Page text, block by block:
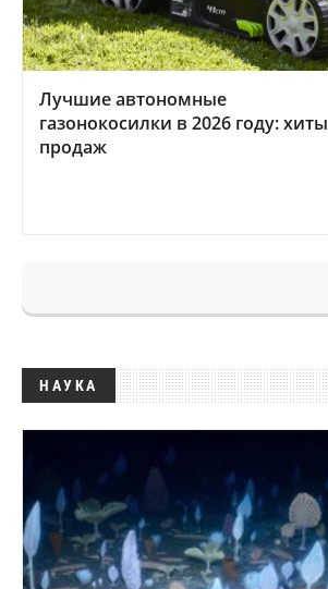
Лучшие автономные
газонокосилки в 2026 году: хиты
продаж
НАУКА